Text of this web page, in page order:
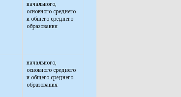
начального,
основного среднего
и общего среднего
образования
начального,
основного среднего
и общего среднего
образования